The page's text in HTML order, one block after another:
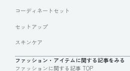
コーディネートセット
セットアップ
スキンケア
ファッション・アイテムに関する記事をみる
ファッションに関する記事 TOP